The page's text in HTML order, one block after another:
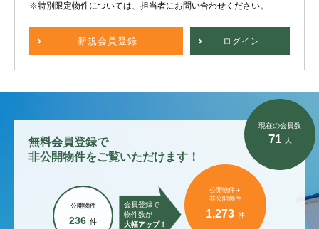
※特別限定物件については、担当者にお問い合わせください。
新規会員登録 ログイン
無料会員登録で
非公開物件をご覧いただけます！
会員登録で
物件数が
大幅アップ！
公開物件
236 件
公開物件＋
非公開物件
1,273 件
現在の会員数
71 人